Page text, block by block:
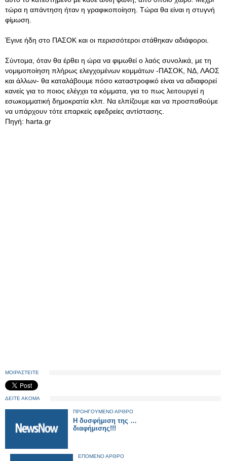
τώρα η απάντηση ήταν η γραφικοποίηση. Τώρα θα είναι η στυγνή
φίμωση.
Έγινε ήδη στο ΠΑΣΟΚ και οι περισσότεροι στάθηκαν αδιάφοροι.
Σύντομα, όταν θα έρθει η ώρα να φιμωθεί ο λαός συνολικά, με τη
νομιμοποίηση πλήρως ελεγχομένων κομμάτων -ΠΑΣΟΚ, ΝΔ, ΛΑΟΣ
και άλλων- θα καταλάβουμε πόσο καταστροφικό είναι να αδιαφορεί
κανείς για το ποιος ελέγχει τα κόμματα, για το πως λειτουργεί η
εσωκομματική δημοκρατία κλπ. Να ελπίζουμε και να προσπαθούμε
να υπάρχουν τότε επαρκείς εφεδρείες αντίστασης.
Πηγή: harta.gr
ΜΟΙΡΑΣΤΕΙΤΕ
ΔΕΙΤΕ ΑΚΟΜΑ
ΠΡΟΗΓΟΥΜΕΝΟ ΑΡΘΡΟ
Η δυσφήμιση της …
διαφήμισης!!!
ΕΠΟΜΕΝΟ ΑΡΘΡΟ